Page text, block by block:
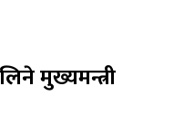
मुख्यमन्त्री